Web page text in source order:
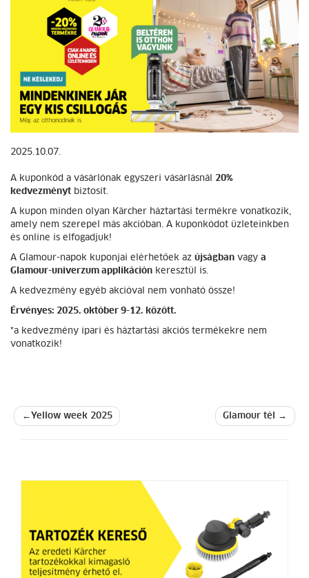
2025.10.07.
A kuponkód a vásárlónak egyszeri vásárlásnál 20%
kedvezményt biztosít.
A kupon minden olyan Kärcher háztartási termékre vonatkozik,
amely nem szerepel más akcióban. A kuponkódot üzleteinkben
és online is elfogadjuk!
A Glamour-napok kuponjai elérhetőek az újságban vagy a
Glamour-univerzum applikáción keresztül is.
A kedvezmény egyéb akcióval nem vonható össze!
Érvényes: 2025. október 9-12. között.
*a kedvezmény ipari és háztartási akciós termékekre nem
vonatkozik!
Bejegyzés
navigáció
Yellow week 2025 Glamour tél